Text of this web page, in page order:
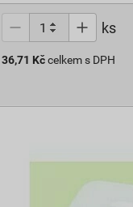
ks
36,71 Kč celkem s DPH